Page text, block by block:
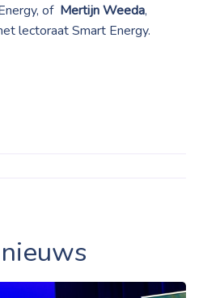
of Mertijn Weeda,
lectoraat Smart Energy.